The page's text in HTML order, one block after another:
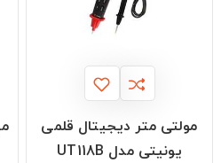
مولتی متر دیجیتال قلمی
یونیتی مدل UT118B